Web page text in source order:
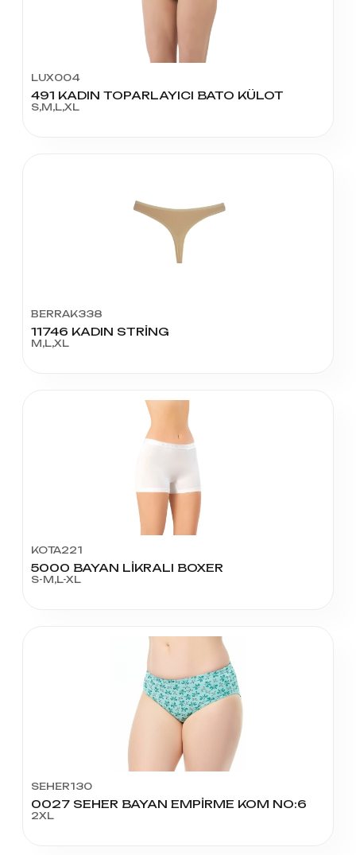
LUX004
491 KADIN TOPARLAYICI BATO KÜLOT
S,M,L,XL
BERRAK338
11746 KADIN STRİNG
M,L,XL
KOTA221
5000 BAYAN LİKRALI BOXER
S-M,L-XL
SEHER130
0027 SEHER BAYAN EMPİRME KOM NO:6
2XL